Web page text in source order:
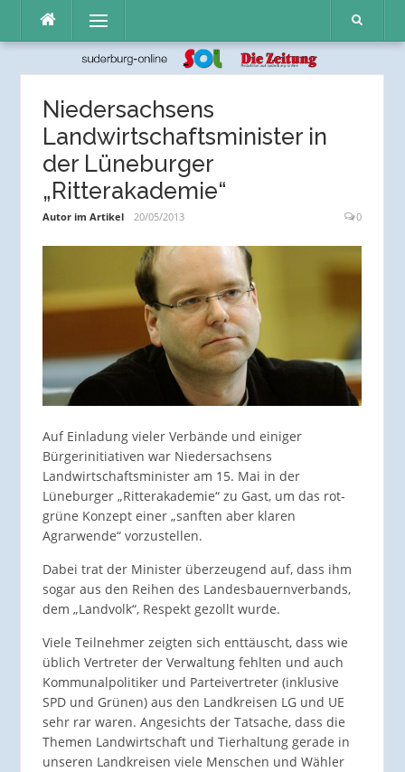
Inhalt
Menü
Niedersachsens
Landwirtschaftsminister in
der Lüneburger
„Ritterakademie“
Autor im Artikel 20/05/2013 0
Auf Einladung vieler Verbände und einiger
Bürgerinitiativen war Niedersachsens
Landwirtschaftsminister am 15. Mai in der
Lüneburger „Ritterakademie“ zu Gast, um das rot-
grüne Konzept einer „sanften aber klaren
Agrarwende“ vorzustellen.
Dabei trat der Minister überzeugend auf, dass ihm
sogar aus den Reihen des Landesbauernverbands,
dem „Landvolk“, Respekt gezollt wurde.
Viele Teilnehmer zeigten sich enttäuscht, dass wie
üblich Vertreter der Verwaltung fehlten und auch
Kommunalpolitiker und Parteivertreter (inklusive
SPD und Grünen) aus den Landkreisen LG und UE
sehr rar waren. Angesichts der Tatsache, dass die
Themen Landwirtschaft und Tierhaltung gerade in
unseren Landkreisen viele Menschen und Wähler